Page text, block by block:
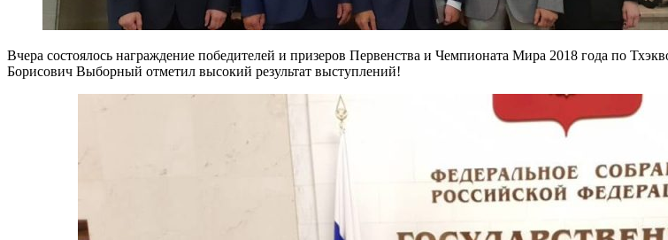
Вчера состоялось награждение победителей и призеров Первенства и Чемпионата Мира 2018 года по
Борисович Выборный отметил высокий результат выступлений!